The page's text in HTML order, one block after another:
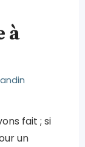
à
fait ; si
un